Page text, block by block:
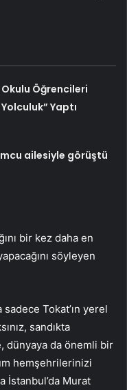
Okulu Öğrencileri
Yaptı
ailesiyle görüştü
bir kez daha en
söyleyen
sadece Tokat’ın yerel
sandıkta
dünyaya da önemli bir
hemşehrilerinizi
İstanbul’da Murat